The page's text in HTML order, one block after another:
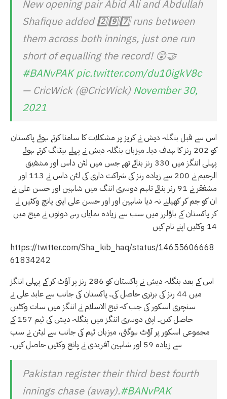
New opening pair Abid Ali and Abdullah
Shafique added 2️⃣9️⃣7️⃣ runs between
them across both innings, just one run
short of equalling the record! 😲🤝
#BANvPAK pic.twitter.com/du10igkV8c
— CricWick (@CricWick) November 30,
2021
اس سے قبل بنگلہ دیش نے کریز پر مشکلات کا سامنا کرتے ہوئے پاکستان
کو 202 رنز کا ہدف دیا۔ میزبان بنگلہ دیش نے پہلے بیٹنگ کرتے ہوئے
پہلی اننگز میں 330 رنز بنائے تھے جس میں لٹن داس اور مشفیق
الرحیم نے 200 سے زیادہ رنز کی شراکت داری کی لٹن داس نے 113 اور
مشفقر نے 91 رنز بنائے تاہم دوسری اننگ میں شاہین اور حسن علی نے
ان کو جم کر کھیلنے نہ دیا شاہین اور اور حسن علی اپنی پانچ وکٹیں لے
کر پاکستان کے باؤلرز میں سب سے زیادہ نمایاں رہے دونوں نے میچ میں
14 وکٹیں اپنے نام کیں
https://twitter.com/Sha_kib_haq/status/14655606668
61834242
اس کے بعد بنگلہ دیش نے پاکستان کو 286 رنز پر آؤٹ کر کے پہلی اننگز
میں 44 رنز کی برتری حاصل کی۔ پاکستان کی جانب سے عابد علی نے
سنچری اسکور کی جب کہ تیج الاسلام نے اننگز میں سات وکٹیں
حاصل کیں۔ اپنی دوسری اننگز میں بنگلہ دیش کی ٹیم 157 کے
مجموعی اسکور پر آؤٹ ہوگئی، میزبان ٹیم کی جانب سے لیٹن نے سب
سے زیادہ 59 اور شاہین آفریدی نے پانچ وکٹیں حاصل کیں۔
Pakistan register their third best fourth
innings chase (away).#BANvPAK